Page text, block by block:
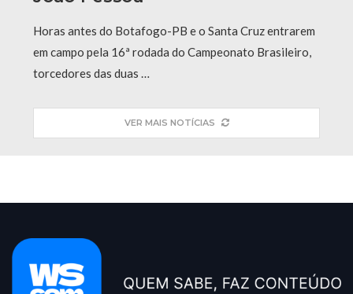
Horas antes do Botafogo-PB e o Santa Cruz entrarem
em campo pela 16ª rodada do Campeonato Brasileiro,
torcedores das duas …
VER MAIS NOTÍCIAS